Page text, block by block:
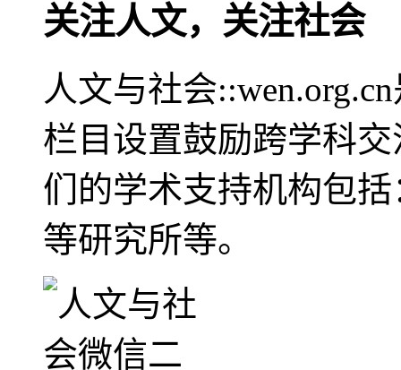
关注人文，关注社会
人文与社会
栏目设置鼓励跨学科
们的学术支持机构包
等研究所等。